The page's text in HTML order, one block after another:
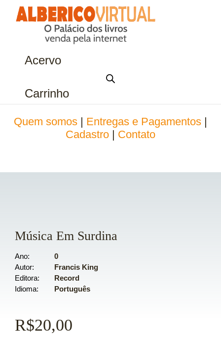
Acervo
Carrinho
Quem somos Entregas e Pagamentos
Cadastro
Contato
Música Em Surdina
Ano
0
Autor
Francis King
Editora
Record
Idioma
Português
R$20,00